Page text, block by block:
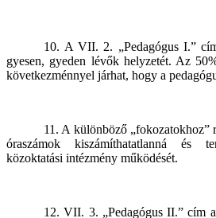
10. A VII. 2. „Pedagógus I.”
gyesen, gyeden lévők helyzetét. Az
következménnyel járhat, hogy a
11. A különböző „fokozatokhoz”
óraszámok kiszámíthatatlanná és
közoktatási intézmény működését.
12. VII. 3. „Pedagógus II.” cím